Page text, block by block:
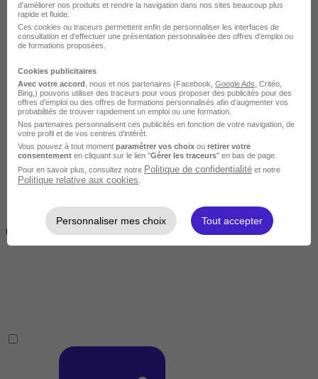
Intermédiaire
2 semaines à 4 mois
( 70h à 560h)
d'améliorer nos produits et rendre la navigation dans nos sites beaucoup plus
rapide et fluide.
Ces cookies ou traceurs permettent enfin de personnaliser les interfaces de
consultation et d'effectuer une présentation personnalisée des offres d'emploi ou
de formations proposées.
Cookies publicitaires
Avec votre accord , nous et nos partenaires (Facebook, Google Ads , Critéo,
Bing,) pouvons utiliser des traceurs pour vous proposer des publicités pour des
offres d’emploi ou des offres de formations personnalisés afin d’augmenter vos
probabilités de trouver rapidement un emploi ou une formation.
Nos partenaires personnalisent ces publicités en fonction de votre navigation, de
votre profil et de vos centres d’intérêt.
Vous pouvez à tout moment paramétrer vos choix ou retirer votre
consentement en cliquant sur le lien "Gérer les traceurs" en bas de page.
Pour en savoir plus, consultez notre Politique de confidentialité et notre
Politique relative aux cookies
Personnaliser mes choix Tout accepter